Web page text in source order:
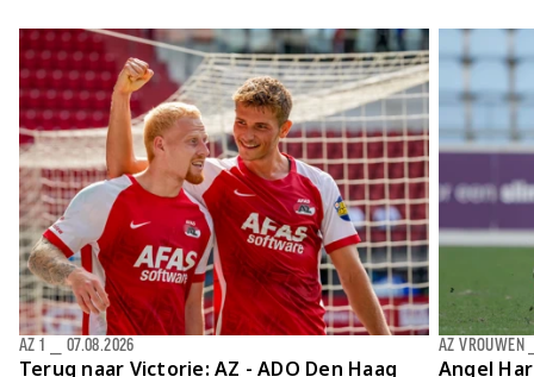
Terug naar Victorie: AZ - ADO Den Haag
AZ 1 07.08.2026
Angel
AZ VROUWEN